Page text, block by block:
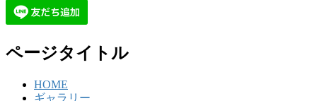
ページタイトル
HOME
ギャラリー